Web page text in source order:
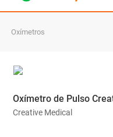
Oxímetros
Oxímetro de Pulso
Creative Medical